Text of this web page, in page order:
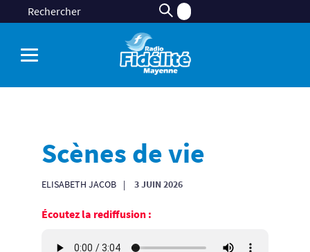
Scènes de vie
ELISABETH JACOB 3 JUIN 2026
Écoutez la rediffusion :